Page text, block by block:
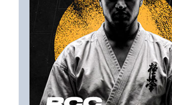
Пароль
Войти
Напомнить пароль